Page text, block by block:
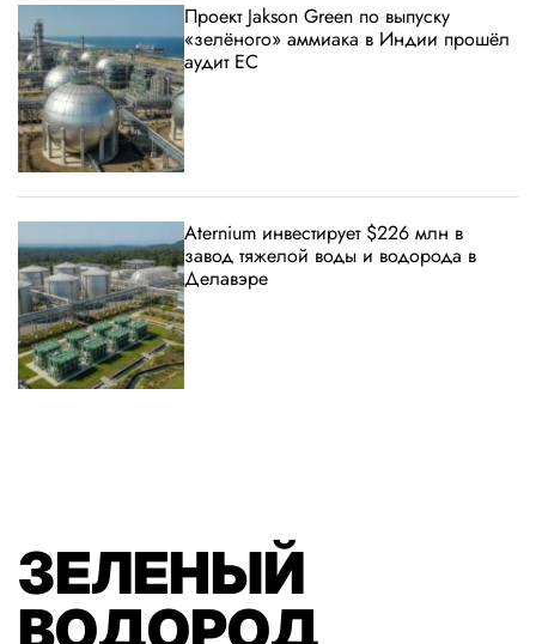
Проект Jakson Green по выпуску
«зелёного» аммиака в Индии прошёл
аудит ЕС
Aternium инвестирует $226 млн в
завод тяжелой воды и водорода в
Делавэре
ЗЕЛЕНЫЙ